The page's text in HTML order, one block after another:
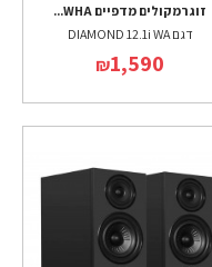
זוג רמקולים מדפיים WHA...
דגם DIAMOND 12.1i WA
₪1,590